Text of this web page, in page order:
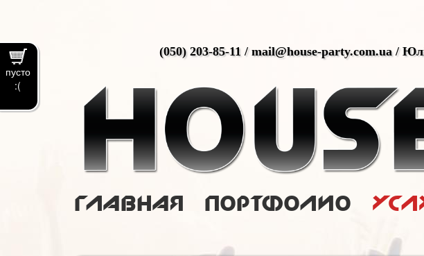
пусто
:(
(050) 203-85-11 / mail@house-party.com.ua /
Главная Портфолио